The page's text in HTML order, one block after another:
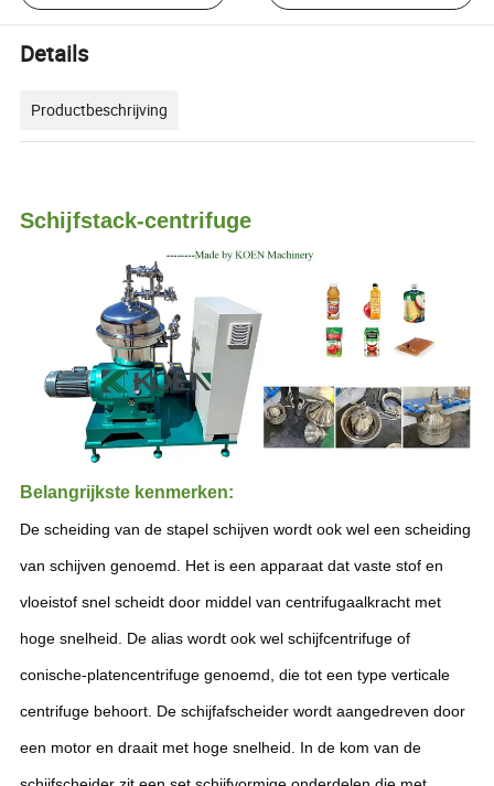
Details
Productbeschrijving
Schijfstack-centrifuge
Belangrijkste kenmerken:
De scheiding van de stapel schijven wordt ook wel een scheiding
van schijven genoemd. Het is een apparaat dat vaste stof en
vloeistof snel scheidt door middel van centrifugaalkracht met
hoge snelheid. De alias wordt ook wel schijfcentrifuge of
conische-platencentrifuge genoemd, die tot een type verticale
centrifuge behoort. De schijfafscheider wordt aangedreven door
een motor en draait met hoge snelheid. In de kom van de